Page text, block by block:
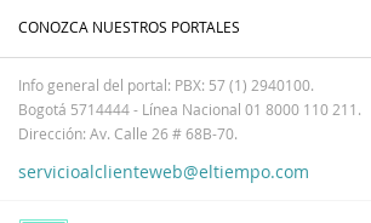
CONOZCA NUESTROS PORTALES
Info general del portal: PBX: 57 (1) 2940100.
Bogotá 5714444 - Línea Nacional 01 8000 110 211.
Dirección: Av. Calle 26 # 68B-70.
servicioalclienteweb@eltiempo.com